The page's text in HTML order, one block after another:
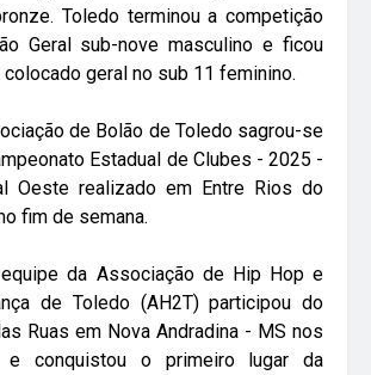
Toledo terminou a competição
Geral sub-nove masculino e ficou
geral no sub 11 feminino.
de Bolão de Toledo sagrou-se
Estadual de Clubes - 2025 -
Oeste realizado em Entre Rios do
fim de semana.
da Associação de Hip Hop e
de Toledo (AH2T) participou do
Ruas em Nova Andradina - MS nos
e conquistou o primeiro lugar da